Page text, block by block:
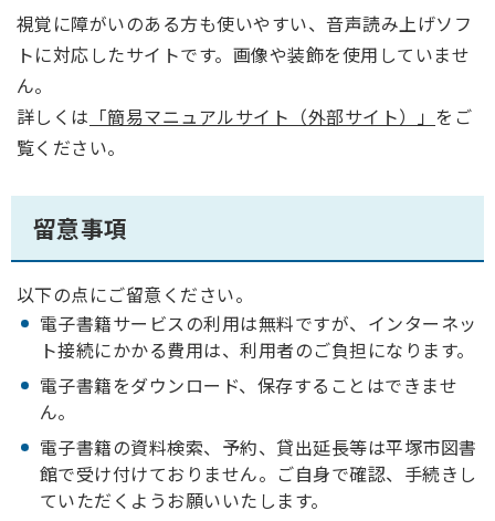
視覚に障がいのある方も使いやすい、音声読み上げソフ
トに対応したサイトです。画像や装飾を使用していませ
ん。
詳しくは 「簡易マニュアルサイト（外部サイト）」 をご
覧ください。
留意事項
以下の点にご留意ください。
電子書籍サービスの利用は無料ですが、インターネッ
ト接続にかかる費用は、利用者のご負担になります。
電子書籍をダウンロード、保存することはできませ
ん。
電子書籍の資料検索、予約、貸出延長等は平塚市図書
館で受け付けておりません。ご自身で確認、手続きし
ていただくようお願いいたします。